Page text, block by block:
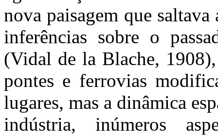
nova paisagem que
inferências sobre o
(Vidal de la Blache,
pontes e ferrovias
lugares, mas a dinâmica
indústria, inúmeros